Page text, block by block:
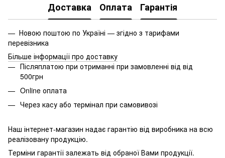
Доставка Оплата Гарантія
— Новою поштою по Україні — згідно з тарифами
перевізника
Більше інформації про доставку
Післяплатою при отриманні при замовленні від від
500грн
Online оплата
Через касу або термінал при самовивозі
Наш інтернет-магазин надає гарантію від виробника на всю
реалізовану продукцію.
Терміни гарантії залежать від обраної Вами продукції.